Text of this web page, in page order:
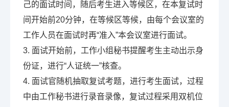
己的面试时间，随后考生进入等候区，在本复试时
间开始前20分钟，在等候区等候，由每个会议室的
工作人员在面试时再“准入”本会议室进行面试。
3. 面试开始前，工作小组秘书提醒考生主动出示身
份证，进行“人证统一”核查。
4. 面试官随机抽取复试考题，进行考生面试，过程
中由工作秘书进行录音录像，复试过程采用双机位